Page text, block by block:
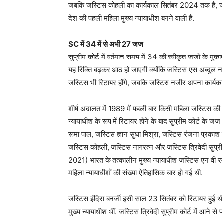
जबकि जस्टिस कोहली का कार्यकाल सितंबर 2024 तक
देश की पहली महिला मुख्य न्यायाधीश बनने वाली हैं.
SC में 34 में से अभी 27 जज
सुप्रीम कोर्ट में वर्तमान समय में 34 की स्वीकृत जजों के
यह रिक्ति बढ़कर आठ हो जाएगी क्योंकि जस्टिस एस
जस्टिस भी रिटायर होंगे, जबकि जस्टिस नजीर अपना
शीर्ष अदालत में 1989 में पहली बार किसी महिला जस्टिस
न्यायाधीश के रूप में रिटायर होने के बाद सुप्रीम कोर्ट के
रूमा पाल, जस्टिस ज्ञान सुधा मिश्रा, जस्टिस रंजना
जस्टिस कोहली, जस्टिस नागरत्न और जस्टिस त्रिवेदी
2021) भारत के तत्कालीन मुख्य न्यायाधीश जस्टिस एन वी
महिला न्यायाधीशों की संख्या ऐतिहासिक चार हो गई थी.
जस्टिस इंदिरा बनर्जी इसी साल 23 सितंबर को रिटायर हुई
मुख्य न्यायाधीश थीं. जस्टिस त्रिवेदी सुप्रीम कोर्ट में आने से